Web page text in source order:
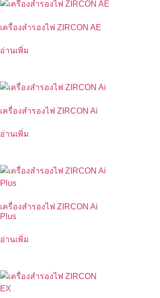
เครื่องสำรองไฟ ZIRCON AE
อ่านเพิ่ม
เครื่องสำรองไฟ ZIRCON Ai
อ่านเพิ่ม
เครื่องสำรองไฟ ZIRCON Ai
Plus
อ่านเพิ่ม